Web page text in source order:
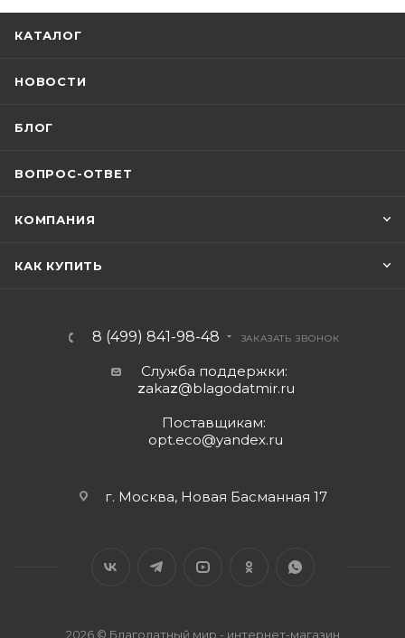
КАТАЛОГ
НОВОСТИ
БЛОГ
ВОПРОС-ОТВЕТ
КОМПАНИЯ
КАК КУПИТЬ
8 (499) 841-98-48 ЗАКАЗАТЬ ЗВОНОК
Служба поддержки:
zakaz@blagodatmir.ru
Поставщикам:
opt.eco@yandex.ru
г. Москва, Новая Басманная 17
2026 © Благодатный мир - интернет-магазин